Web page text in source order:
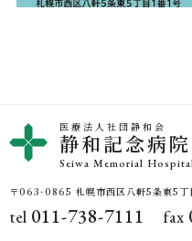
医療法人社団静和会
静和記念病院
Seiwa Memorial
〒063-0865 札幌市西区八軒5条東5丁
tel 011-738-7111 fax